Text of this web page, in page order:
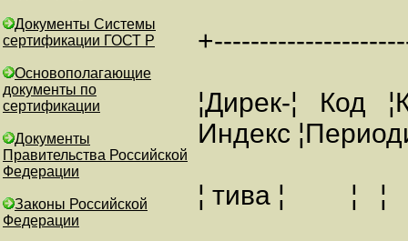
Документы Системы
сертификации ГОСТ Р
Основополагающие
документы по
сертификации
Документы
Правительства Российской
Федерации
Законы Российской
Федерации
¦Дирек-¦ Код
Индекс
¦ тива ¦